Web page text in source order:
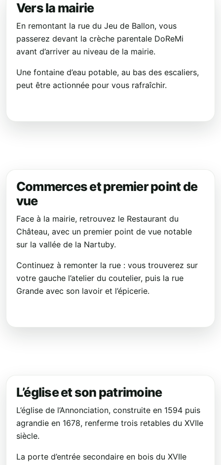
Vers la mairie
En remontant la rue du Jeu de Ballon, vous
passerez devant la crèche parentale DoReMi
avant d’arriver au niveau de la mairie.
Une fontaine d’eau potable, au bas des escaliers,
peut être actionnée pour vous rafraîchir.
Commerces et premier point de
vue
Face à la mairie, retrouvez le Restaurant du
Château, avec un premier point de vue notable
sur la vallée de la Nartuby.
Continuez à remonter la rue : vous trouverez sur
votre gauche l’atelier du coutelier, puis la rue
Grande avec son lavoir et l’épicerie.
L’église et son patrimoine
L’église de l’Annonciation, construite en 1594 puis
agrandie en 1678, renferme trois retables du XVIIe
siècle.
La porte d’entrée secondaire en bois du XVIIe